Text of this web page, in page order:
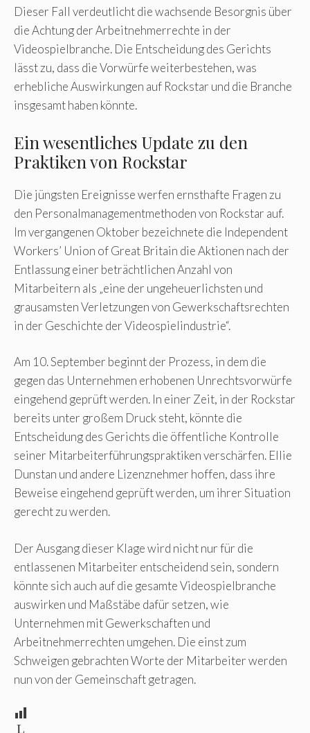
Dieser Fall verdeutlicht die wachsende Besorgnis über
die Achtung der Arbeitnehmerrechte in der
Videospielbranche. Die Entscheidung des Gerichts
lässt zu, dass die Vorwürfe weiterbestehen, was
erhebliche Auswirkungen auf Rockstar und die Branche
insgesamt haben könnte.
Ein wesentliches Update zu den
Praktiken von Rockstar
Die jüngsten Ereignisse werfen ernsthafte Fragen zu
den Personalmanagementmethoden von Rockstar auf.
Im vergangenen Oktober bezeichnete die Independent
Workers’ Union of Great Britain die Aktionen nach der
Entlassung einer beträchtlichen Anzahl von
Mitarbeitern als „eine der ungeheuerlichsten und
grausamsten Verletzungen von Gewerkschaftsrechten
in der Geschichte der Videospielindustrie“.
Am 10. September beginnt der Prozess, in dem die
gegen das Unternehmen erhobenen Unrechtsvorwürfe
eingehend geprüft werden. In einer Zeit, in der Rockstar
bereits unter großem Druck steht, könnte die
Entscheidung des Gerichts die öffentliche Kontrolle
seiner Mitarbeiterführungspraktiken verschärfen. Ellie
Dunstan und andere Lizenznehmer hoffen, dass ihre
Beweise eingehend geprüft werden, um ihrer Situation
gerecht zu werden.
Der Ausgang dieser Klage wird nicht nur für die
entlassenen Mitarbeiter entscheidend sein, sondern
könnte sich auch auf die gesamte Videospielbranche
auswirken und Maßstäbe dafür setzen, wie
Unternehmen mit Gewerkschaften und
Arbeitnehmerrechten umgehen. Die einst zum
Schweigen gebrachten Worte der Mitarbeiter werden
nun von der Gemeinschaft getragen.
L